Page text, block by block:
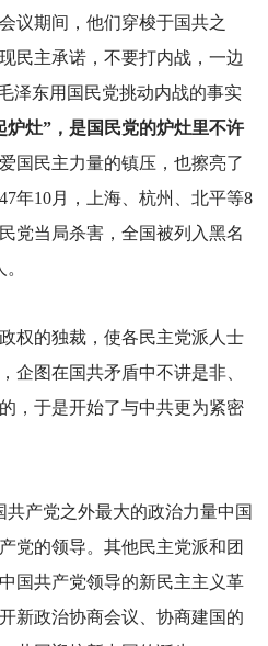
议期间，他们穿梭于国共之
民主承诺，不要打内战，一边
泽东用国民党挑动内战的事实
炉灶”，是国民党的炉灶里不许
国民主力量的镇压，也擦亮了
年10月，上海、杭州、北平等8
党当局杀害，全国被列入黑名
权的独裁，使各民主党派人士
企图在国共矛盾中不讲是非、
，于是开始了与中共更为紧密
产党之外最大的政治力量中国
党的领导。其他民主党派和团
国共产党领导的新民主主义革
新政治协商会议、协商建国的